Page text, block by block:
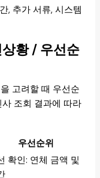
, 추가 서류, 시스템
황 / 우선순
고려할 때 우선순
조회 결과에 따라
우선순위
확인: 연체 금액 및